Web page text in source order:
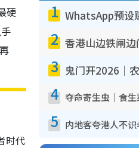
硬
时代
1
2
3
4
5